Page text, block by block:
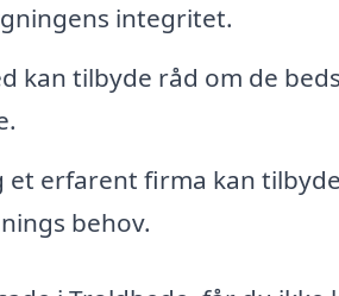
integritet.
kan tilbyde råd om de
et erfarent firma kan tilbyde
behov.